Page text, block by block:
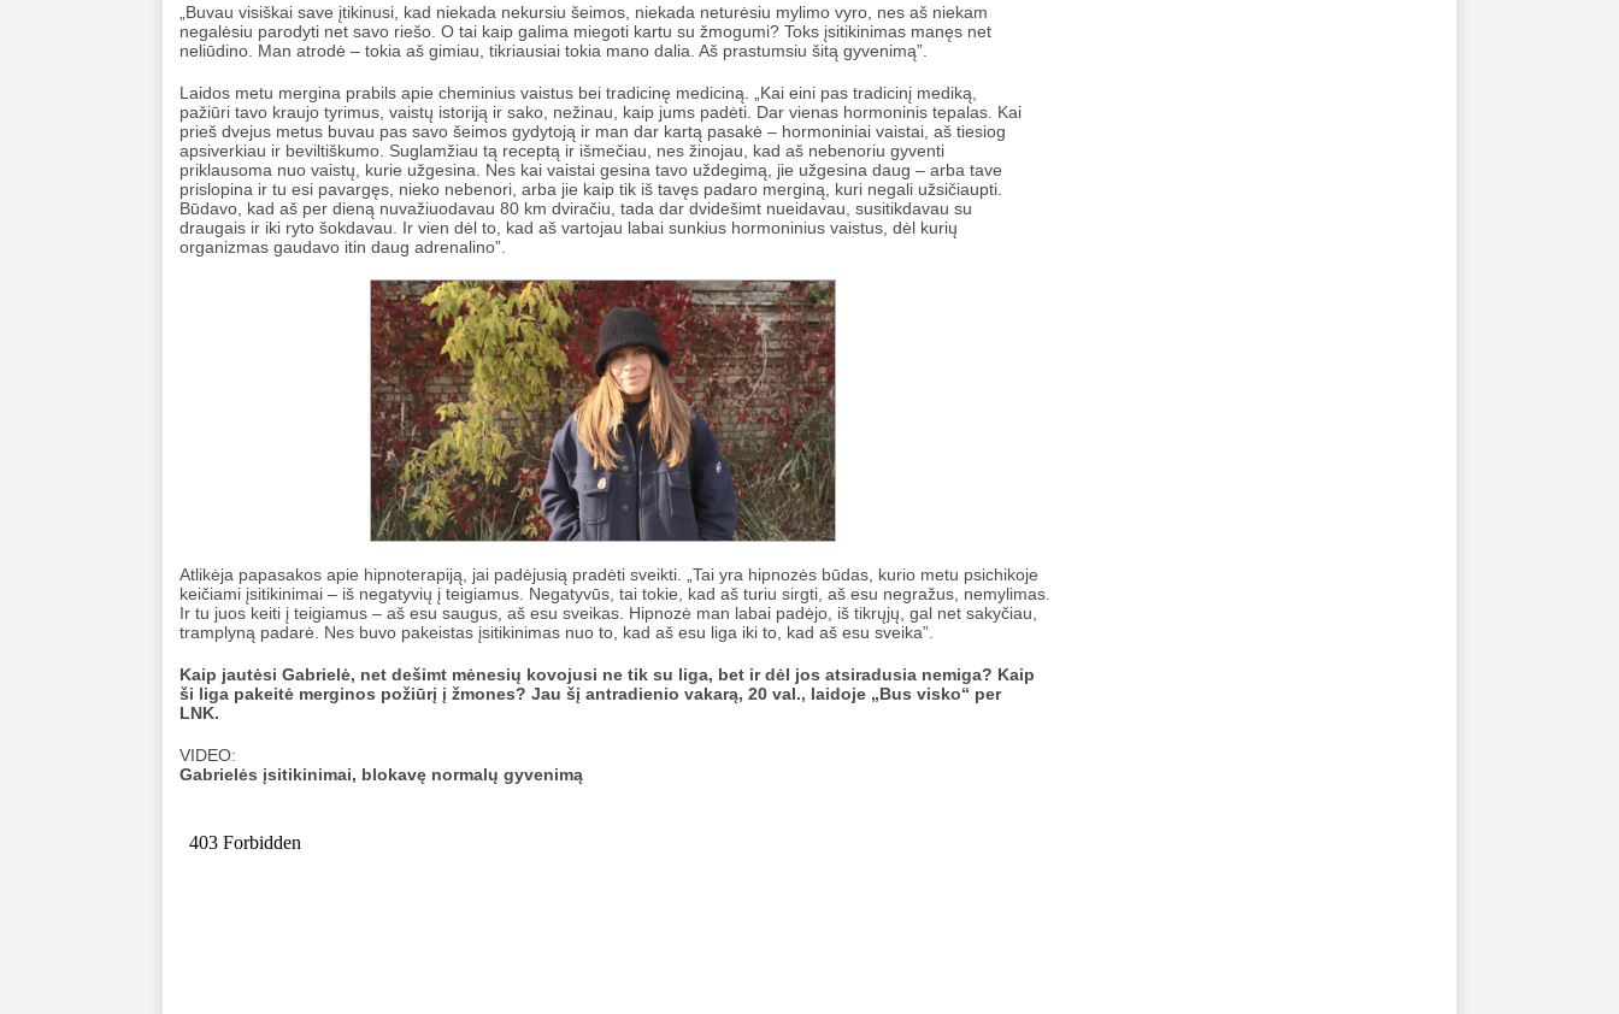
„Buvau visiškai save įtikinusi, kad niekada nekursiu šeimos, niekada neturėsiu mylimo vyro, nes aš niekam
negalėsiu parodyti net savo riešo. O tai kaip galima miegoti kartu su žmogumi? Toks įsitikinimas manęs net
neliūdino. Man atrodė – tokia aš gimiau, tikriausiai tokia mano dalia. Aš prastumsiu šitą gyvenimą”.
Laidos metu mergina prabils apie cheminius vaistus bei tradicinę mediciną. „Kai eini pas tradicinį mediką,
pažiūri tavo kraujo tyrimus, vaistų istoriją ir sako, nežinau, kaip jums padėti. Dar vienas hormoninis tepalas. Kai
prieš dvejus metus buvau pas savo šeimos gydytoją ir man dar kartą pasakė – hormoniniai vaistai, aš tiesiog
apsiverkiau ir beviltiškumo. Suglamžiau tą receptą ir išmečiau, nes žinojau, kad aš nebenoriu gyventi
priklausoma nuo vaistų, kurie užgesina. Nes kai vaistai gesina tavo uždegimą, jie užgesina daug – arba tave
prislopina ir tu esi pavargęs, nieko nebenori, arba jie kaip tik iš tavęs padaro merginą, kuri negali užsičiaupti.
Būdavo, kad aš per dieną nuvažiuodavau 80 km dviračiu, tada dar dvidešimt nueidavau, susitikdavau su
draugais ir iki ryto šokdavau. Ir vien dėl to, kad aš vartojau labai sunkius hormoninius vaistus, dėl kurių
organizmas gaudavo itin daug adrenalino”.
Atlikėja papasakos apie hipnoterapiją, jai padėjusią pradėti sveikti. „Tai yra hipnozės būdas, kurio metu psichikoje
keičiami įsitikinimai – iš negatyvių į teigiamus. Negatyvūs, tai tokie, kad aš turiu sirgti, aš esu negražus, nemylimas.
Ir tu juos keiti į teigiamus – aš esu saugus, aš esu sveikas. Hipnozė man labai padėjo, iš tikrųjų, gal net sakyčiau,
tramplyną padarė. Nes buvo pakeistas įsitikinimas nuo to, kad aš esu liga iki to, kad aš esu sveika”.
Kaip jautėsi Gabrielė, net dešimt mėnesių kovojusi ne tik su liga, bet ir dėl jos atsiradusia nemiga? Kaip
ši liga pakeitė merginos požiūrį į žmones? Jau šį antradienio vakarą, 20 val., laidoje „Bus visko“ per
LNK.
VIDEO:
Gabrielės įsitikinimai, blokavę normalų gyvenimą